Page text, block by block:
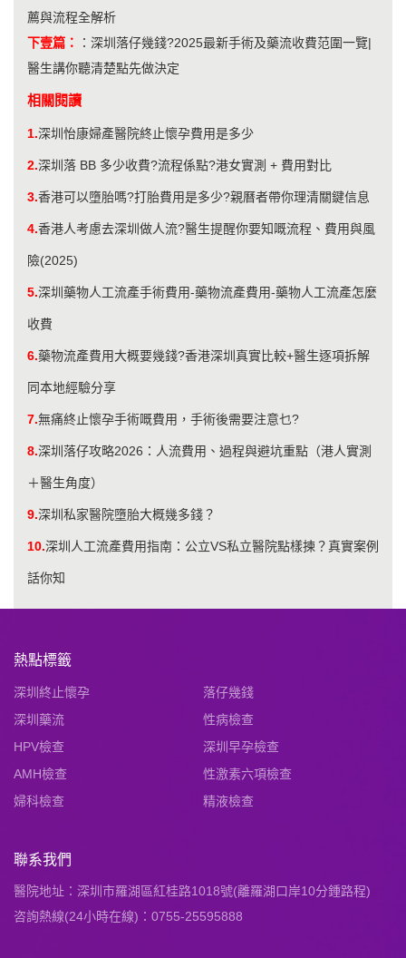
薦與流程全解析
下壹篇：
： 深圳落仔幾錢?2025最新手術及藥流收費范圍一覽|
醫生講你聽清楚點先做決定
相關閱讀
1.深圳怡康婦產醫院終止懷孕費用是多少
2.深圳落 BB 多少收費?流程係點?港女實測 + 費用對比
3.香港可以墮胎嗎?打胎費用是多少?親曆者帶你理清關鍵信息
4.香港人考慮去深圳做人流?醫生提醒你要知嘅流程、費用與風
險(2025)
5.深圳藥物人工流產手術費用-藥物流產費用-藥物人工流產怎麼
收費
6.藥物流產費用大概要幾錢?香港深圳真實比較+醫生逐項拆解
同本地經驗分享
7.無痛終止懷孕手術嘅費用，手術後需要注意乜?
8.深圳落仔攻略2026：人流費用、過程與避坑重點（港人實測
＋醫生角度）
9.​深圳私家醫院墮胎大概幾多錢？
10.深圳人工流產費用指南：公立VS私立醫院點樣揀？真實案例
話你知
熱點標籤
深圳終止懷孕
落仔幾錢
深圳藥流
性病檢查
HPV檢查
深圳早孕檢查
AMH檢查
性激素六項檢查
婦科檢查
精液檢查
聯系我們
醫院地址：深圳市羅湖區紅桂路1018號(離羅湖口岸10分鍾路程)
咨詢熱線(24小時在線)：0755-25595888